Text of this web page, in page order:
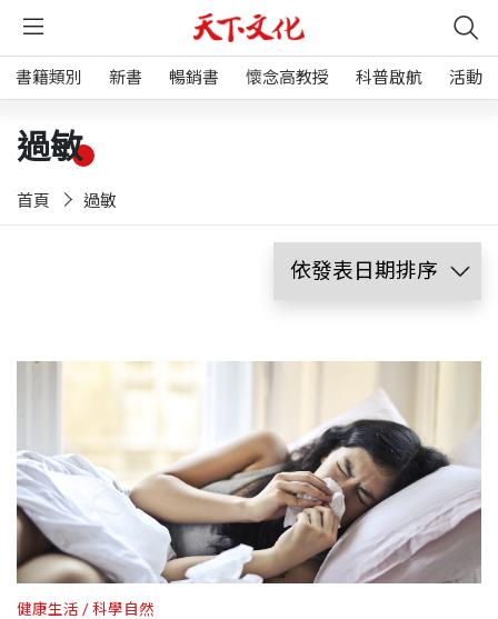
書籍類別 新書 暢銷書 懷念高教授 科普啟航 活動
過敏
首頁 過敏
健康生活 科學自然